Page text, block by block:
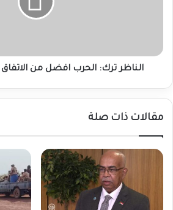
مرة
الناظر ترك: الحرب افضل من الاتفاق
مقالات ذات صلة